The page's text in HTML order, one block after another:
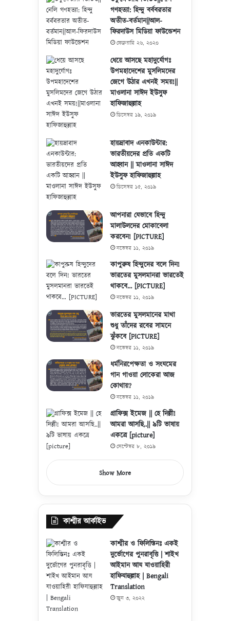
গণহত্যা: হিন্দু বর্ববরতার
অতীত-বর্তমান||আল-
ফিরদাউস মিডিয়া ফাউন্ডেশন
ফেব্রুয়ারি ২৬, ২০২০
ধেয়ে আসছে মহাদুর্যোগঃ
উপমহাদেশের মুসলিমদের
জেগে উঠার এখনই সময়!||
মাওলানা সাঈদ ইউসুফ
হাফিজাহুল্লাহ
ডিসেম্বর ১৯, ২০১৯
হায়দ্রাবাদ এনকাউন্টার:
ভারতীয়দের প্রতি একটি
আহ্বান || মাওলানা সাঈদ
ইউসুফ হাফিজাহুল্লাহ
ডিসেম্বর ১৫, ২০১৯
আপনারা যেভাবে হিন্দু
মালাউলদের মোকাবেলা
করবেন! [PICTURE]
নভেম্বর ১১, ২০১৯
কাপুরুষ হিন্দুদের বলে দিন!
ভারতের মুসলমানরা ভারতেই
থাকবে… [PICTURE]
নভেম্বর ১১, ২০১৯
ভারতের মুসলমানের মাথা
শুধু তাঁদের রবের সামনে
ঝুঁকবে [PICTURE]
নভেম্বর ১১, ২০১৯
ধর্মনিরপেক্ষতা ও সংযমের
গান গাওয়া লোকেরা আজ
কোথায়?
নভেম্বর ১১, ২০১৯
গ্রাফিক্স ইমেজ || হে দিল্লী!
আমরা আসছি..|| ৯টি ভাষায়
একত্রে [picture]
সেপ্টেম্বর ৮, ২০১৯
Show More
কাশ্মীর আর্কাইভ
কাশ্মীর ও ফিলিস্তিনঃ একই
দুর্ভোগের পুনরাবৃত্তি | শাইখ
আইমান আয যাওয়াহিরী
হাফিযাহুল্লাহ | Bengali
Translation
জুন ৩, ২০২২